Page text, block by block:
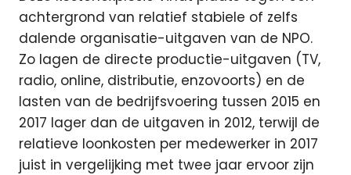
achtergrond van relatief stabiele of zelfs
dalende organisatie-uitgaven van de NPO.
Zo lagen de directe productie-uitgaven (TV,
radio, online, distributie, enzovoorts) en de
lasten van de bedrijfsvoering tussen 2015 en
2017 lager dan de uitgaven in 2012, terwijl de
relatieve loonkosten per medewerker in 2017
juist in vergelijking met twee jaar ervoor zijn